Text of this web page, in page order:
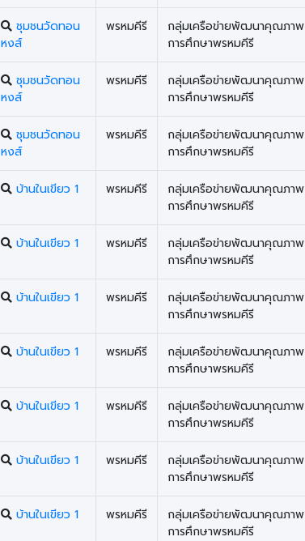
ชุมชนวัดทอน
หงส์
พรหมคีรี
กลุ่มเครือข่ายพัฒนาคุณภาพ
การศึกษาพรหมคีรี
ชุมชนวัดทอน
หงส์
พรหมคีรี
กลุ่มเครือข่ายพัฒนาคุณภาพ
การศึกษาพรหมคีรี
ชุมชนวัดทอน
หงส์
พรหมคีรี
กลุ่มเครือข่ายพัฒนาคุณภาพ
การศึกษาพรหมคีรี
บ้านในเขียว 1 พรหมคีรี
กลุ่มเครือข่ายพัฒนาคุณภาพ
การศึกษาพรหมคีรี
บ้านในเขียว 1 พรหมคีรี
กลุ่มเครือข่ายพัฒนาคุณภาพ
การศึกษาพรหมคีรี
บ้านในเขียว 1 พรหมคีรี
กลุ่มเครือข่ายพัฒนาคุณภาพ
การศึกษาพรหมคีรี
บ้านในเขียว 1 พรหมคีรี
กลุ่มเครือข่ายพัฒนาคุณภาพ
การศึกษาพรหมคีรี
บ้านในเขียว 1 พรหมคีรี
กลุ่มเครือข่ายพัฒนาคุณภาพ
การศึกษาพรหมคีรี
บ้านในเขียว 1 พรหมคีรี
กลุ่มเครือข่ายพัฒนาคุณภาพ
การศึกษาพรหมคีรี
บ้านในเขียว 1 พรหมคีรี
กลุ่มเครือข่ายพัฒนาคุณภาพ
การศึกษาพรหมคีรี